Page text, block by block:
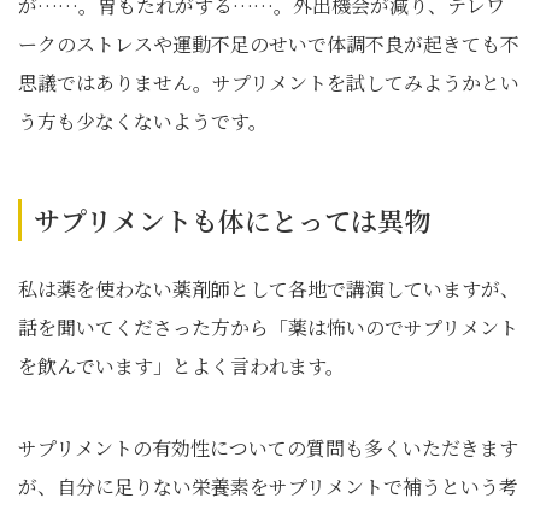
が……。胃もたれがする……。外出機会が減り、テレワ
ークのストレスや運動不足のせいで体調不良が起きても不
思議ではありません。サプリメントを試してみようかとい
う方も少なくないようです。
サプリメントも体にとっては異物
私は薬を使わない薬剤師として各地で講演していますが、
話を聞いてくださった方から「薬は怖いのでサプリメント
を飲んでいます」とよく言われます。
サプリメントの有効性についての質問も多くいただきます
が、自分に足りない栄養素をサプリメントで補うという考